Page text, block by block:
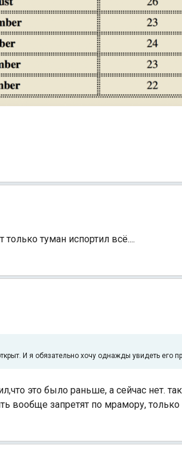
только туман испортил всё....
И я обязательно хочу однажды увидеть его
это было раньше, а сейчас нет.
вообще запретят по мрамору,